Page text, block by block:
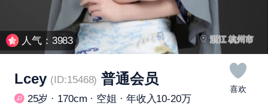
人气：3983 浙江 杭州市
Lcey (ID:15468) 普通会员
25岁 · 170cm · 空姐 · 年收入10-20万
喜欢